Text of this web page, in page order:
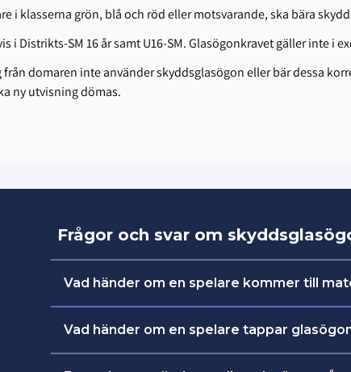
i klasserna grön, blå och röd eller motsvarande, ska bära
i Distrikts-SM 16 år samt U16-SM. Glasögonkravet gäller inte i
domaren inte använder skyddsglasögon eller bär dessa
ny utvisning dömas.
Frågor och svar om
Vad händer om en spelare kommer till
Det är bra om ledarna har med sig ett par
har glömt sina glasögon.
Vad händer om en spelare tappar
Spelaren får spela vidare tills nästa